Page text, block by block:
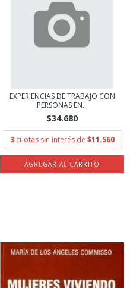
EXPERIENCIAS DE TRABAJO CON
PERSONAS EN...
$34.680
3 cuotas sin interés de $11.560